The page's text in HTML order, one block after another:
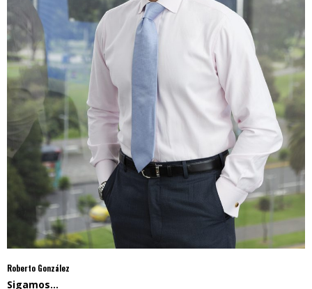
Roberto González
Sigamos…